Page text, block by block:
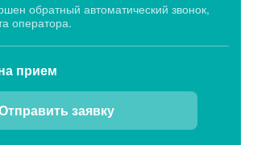
обратный автоматический звонок,
оператора.
прием
заявку